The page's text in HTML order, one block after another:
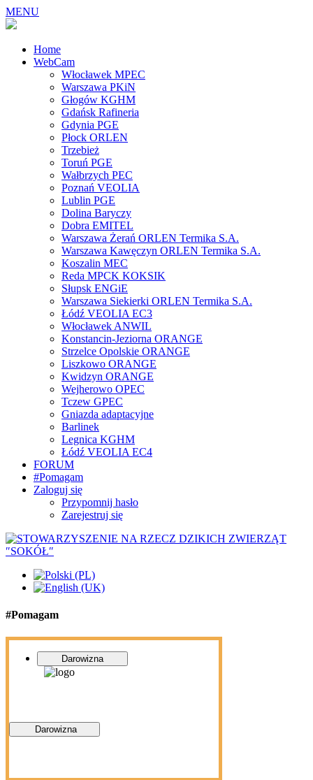
MENU
Home
WebCam
Włocławek MPEC
Warszawa PKiN
Głogów KGHM
Gdańsk Rafineria
Gdynia PGE
Płock ORLEN
Trzebież
Toruń PGE
Wałbrzych PEC
Poznań VEOLIA
Lublin PGE
Dolina Baryczy
Dobra EMITEL
Warszawa Żerań ORLEN Termika S.A.
Warszawa Kawęczyn ORLEN Termika S.A.
Koszalin MEC
Reda MPCK KOKSIK
Słupsk ENGiE
Warszawa Siekierki ORLEN Termika S.A.
Łódź VEOLIA EC3
Włocławek ANWIL
Konstancin-Jeziorna ORANGE
Strzelce Opolskie ORANGE
Liszkowo ORANGE
Kwidzyn ORANGE
Wejherowo OPEC
Tczew GPEC
Gniazda adaptacyjne
Barlinek
Legnica KGHM
Łódź VEOLIA EC4
FORUM
#Pomagam
Zaloguj się
Przypomnij hasło
Zarejestruj się
#Pomagam
Darowizna
Darowizna